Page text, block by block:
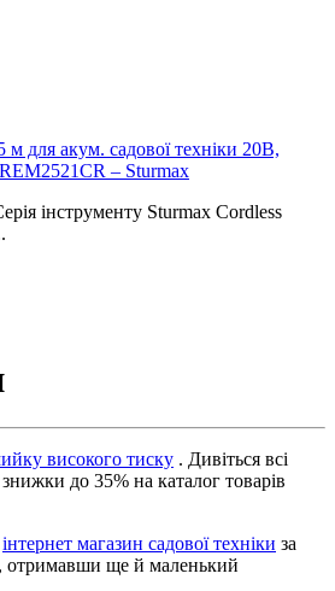
для акум. садової техніки 20В,
– Sturmax
інструменту Sturmax Cordless
високого тиску . Дивіться всі
до 35% на каталог товарів
інтернет магазин садової техніки за
отримавши ще й маленький